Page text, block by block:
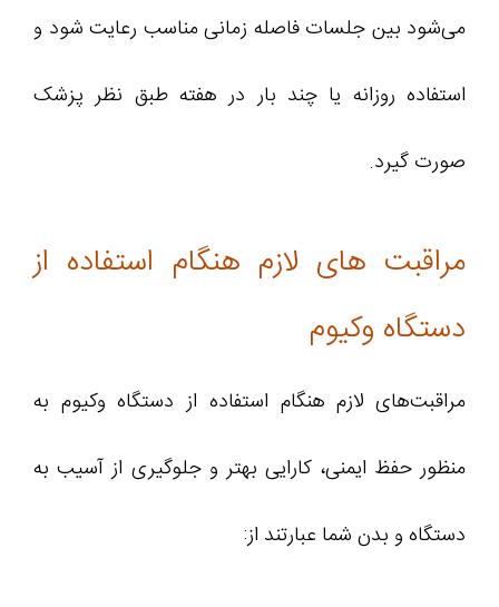
می‌شود بین جلسات فاصله زمانی مناسب رعایت شود و
استفاده روزانه یا چند بار در هفته طبق نظر پزشک
صورت گیرد.
مراقبت های لازم هنگام استفاده از
دستگاه وکیوم
مراقبت‌های لازم هنگام استفاده از دستگاه وکیوم به
منظور حفظ ایمنی، کارایی بهتر و جلوگیری از آسیب به
دستگاه و بدن شما عبارتند از: